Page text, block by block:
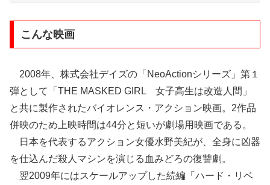
こんな映画
2008年、株式会社デイズの「NeoActionシリーズ」第１
弾として「THE MASKED GIRL 女子高生は改造人間」
と共に製作されたバイオレンス・アクション映画。2作品
併映のため上映時間は44分と短いが劇場用映画である。
日本を代表するアクション女優水野美紀が、全身に凶器
を仕込んだ殺人マシンを演じる血みどろの復讐劇。
翌2009年にはスケールアップした続編「ハード・リベ